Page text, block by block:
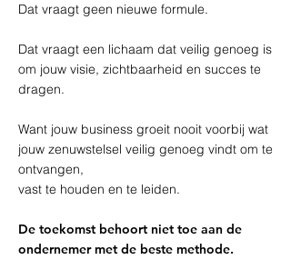
Dat vraagt geen nieuwe formule.
Dat vraagt een lichaam dat veilig genoeg is
om jouw visie, zichtbaarheid en succes te
dragen.
Want jouw business groeit nooit voorbij wat
jouw zenuwstelsel veilig genoeg vindt om te
ontvangen,
vast te houden en te leiden.
De toekomst behoort niet toe aan de
ondernemer met de beste methode.